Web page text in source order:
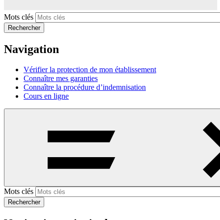
Mots clés
Rechercher
Navigation
Vérifier la protection de mon établissement
Connaître mes garanties
Connaître la procédure d’indemnisation
Cours en ligne
Mots clés
Rechercher